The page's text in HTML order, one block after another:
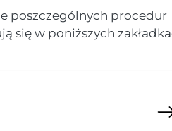
poszczególnych procedur
się w poniższych